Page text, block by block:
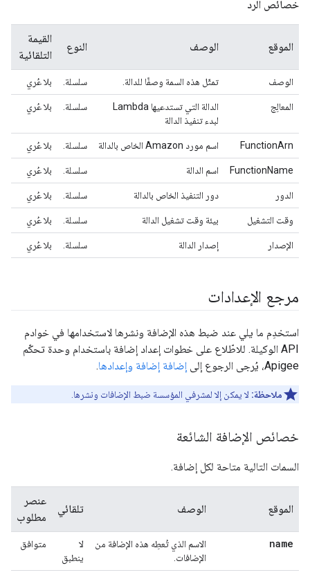
خصائص الرد
الموقع الوصف النوع
القيمة
التلقائية
الوصف تمثّل هذه السمة وصفًا للدالة. سلسلة. بلا عُري
المعالِج
الدالة التي تستدعيها Lambda
لبدء تنفيذ الدالة
سلسلة. بلا عُري
FunctionArn اسم مورد Amazon الخاص بالدالة سلسلة. بلا عُري
FunctionName اسم الدالة سلسلة. بلا عُري
الدور دور التنفيذ الخاص بالدالة سلسلة. بلا عُري
وقت التشغيل بيئة وقت تشغيل الدالة سلسلة. بلا عُري
الإصدار إصدار الدالة سلسلة. بلا عُري
مرجع الإعدادات
استخدِم ما يلي عند ضبط هذه الإضافة ونشرها لاستخدامها في خوادم
API الوكيلة. للاطّلاع على خطوات إعداد إضافة باستخدام وحدة تحكّم
Apigee، يُرجى الرجوع إلى
إضافة إضافة وإعدادها.
ملاحظة: لا يمكن إلا لمشرفي المؤسسة ضبط الإضافات ونشرها.
خصائص الإضافة الشائعة
السمات التالية متاحة لكل إضافة.
الموقع الوصف تلقائي
عنصر
مطلوب
name
الاسم الذي تُعطِه هذه الإضافة من
الإضافات.
لا
ينطبق
متوافق